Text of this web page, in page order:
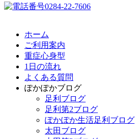
ホーム
ご利用案内
重症心身型
1日の流れ
よくある質問
ぽかぽかブログ
足利ブログ
足利第2ブログ
ぽかぽか生活足利ブログ
太田ブログ